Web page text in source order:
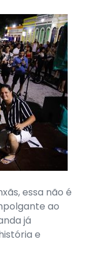
essa não é
ao
já
e